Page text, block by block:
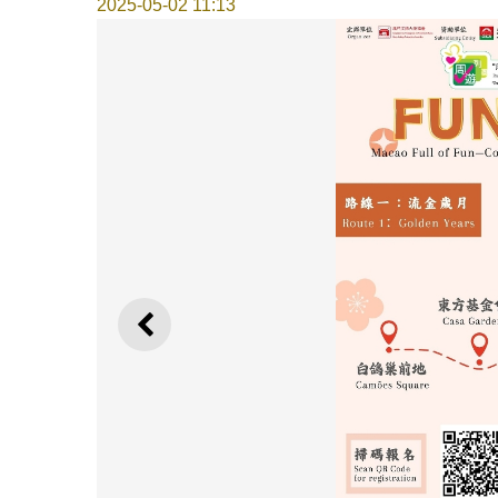
2025-05-02 11:13
上一則